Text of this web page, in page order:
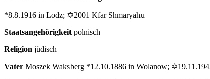
*8.8.1916 in Lodz; ✡2001 Kfar Shmaryahu
Staatsangehörigkeit polnisch
Religion jüdisch
Vater Moszek Waksberg *12.10.1886 in Wolanow;